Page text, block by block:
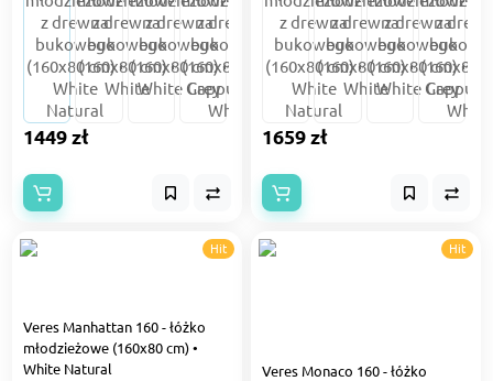
1449 zł 1659 zł
Hit
Veres Manhattan 160 - łóżko
młodzieżowe (160x80 cm) •
White Natural
Hit
Veres Monaco 160 - łóżko